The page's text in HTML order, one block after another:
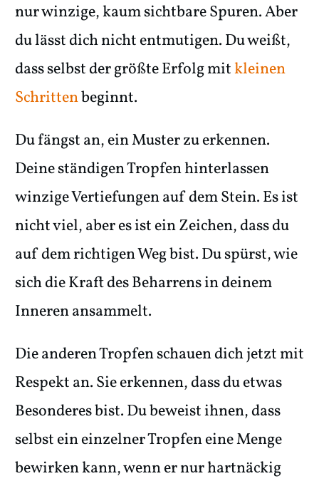
nur winzige, kaum sichtbare Spuren. Aber
du lässt dich nicht entmutigen. Du weißt,
dass selbst der größte Erfolg mitkleinen
Schrittenbeginnt.
Du fängst an, ein Muster zu erkennen.
Deine ständigen Tropfen hinterlassen
winzige Vertiefungen auf dem Stein. Es ist
nicht viel, aber es ist ein Zeichen, dass du
auf dem richtigen Weg bist. Du spürst, wie
sich die Kraft des Beharrens in deinem
Inneren ansammelt.
Die anderen Tropfen schauen dich jetzt mit
Respekt an. Sie erkennen, dass du etwas
Besonderes bist. Du beweist ihnen, dass
selbst ein einzelner Tropfen eine Menge
bewirken kann, wenn er nur hartnäckig